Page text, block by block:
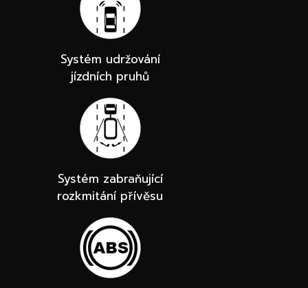
Systém udržování
jízdních pruhů
Systém zabraňující
rozkmitání přívěsu